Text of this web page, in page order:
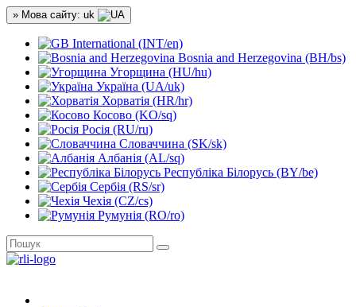
» Мова сайту: uk
International (INT/en)
Bosnia and Herzegovina (BH/bs)
Угорщина (HU/hu)
Україна (UA/uk)
Хорватія (HR/hr)
Косово (KO/sq)
Росія (RU/ru)
Словаччина (SK/sk)
Албанія (AL/sq)
Республіка Білорусь (BY/be)
Сербія (RS/sr)
Чехія (CZ/cs)
Румунія (RO/ro)